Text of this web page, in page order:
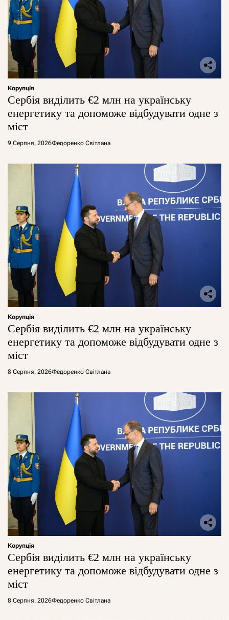
Корупція
Сербія виділить €2 млн на українську
енергетику та допоможе відбудувати одне з
міст
9 Серпня, 2026Федоренко Світлана
Корупція
Сербія виділить €2 млн на українську
енергетику та допоможе відбудувати одне з
міст
8 Серпня, 2026Федоренко Світлана
Корупція
Сербія виділить €2 млн на українську
енергетику та допоможе відбудувати одне з
міст
8 Серпня, 2026Федоренко Світлана